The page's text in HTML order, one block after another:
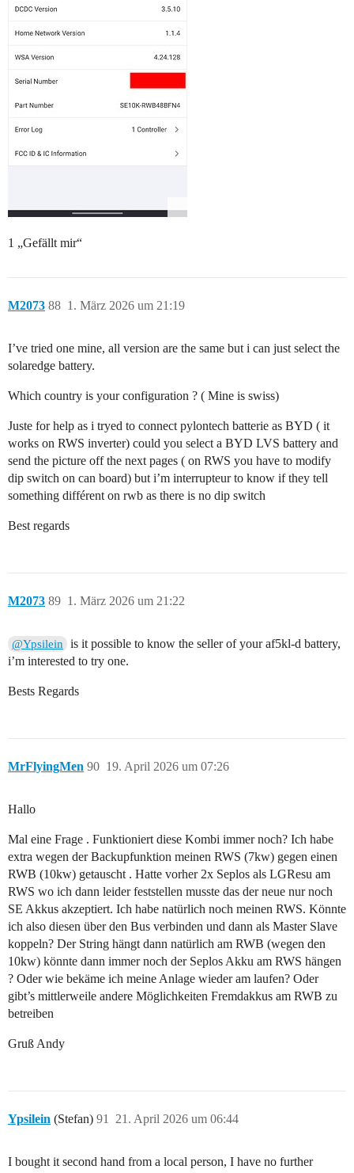
1 „Gefällt mir“
M2073 1. März 2026 um 21:19
88
I’ve tried one mine, all version are the same but i can just select the
solaredge battery.
Which country is your configuration ? ( Mine is swiss)
Juste for help as i tryed to connect pylontech batterie as BYD ( it
works on RWS inverter) could you select a BYD LVS battery and
send the picture off the next pages ( on RWS you have to modify
dip switch on can board) but i’m interrupteur to know if they tell
something différent on rwb as there is no dip switch
Best regards
M2073 1. März 2026 um 21:22
89
@Ypsilein
is it possible to know the seller of your af5kl-d battery,
i’m interested to try one.
Bests Regards
MrFlyingMen 19. April 2026 um 07:26
90
Hallo
Mal eine Frage . Funktioniert diese Kombi immer noch? Ich habe
extra wegen der Backupfunktion meinen RWS (7kw) gegen einen
RWB (10kw) getauscht . Hatte vorher 2x Seplos als LGResu am
RWS wo ich dann leider feststellen musste das der neue nur noch
SE Akkus akzeptiert. Ich habe natürlich noch meinen RWS. Könnte
ich also diesen über den Bus verbinden und dann als Master Slave
koppeln? Der String hängt dann natürlich am RWB (wegen den
10kw) könnte dann immer noch der Seplos Akku am RWS hängen
? Oder wie bekäme ich meine Anlage wieder am laufen? Oder
gibt’s mittlerweile andere Möglichkeiten Fremdakkus am RWB zu
betreiben
Gruß Andy
Ypsilein (Stefan) 21. April 2026 um 06:44
91
I bought it second hand from a local person, I have no further